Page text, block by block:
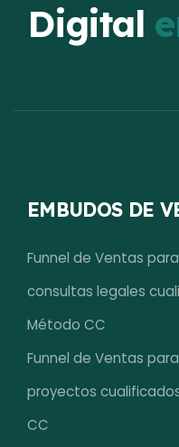
Digital
EMBUDOS DE
Funnel de Ventas
consultas legales
Método CC
Funnel de Ventas
proyectos
CC